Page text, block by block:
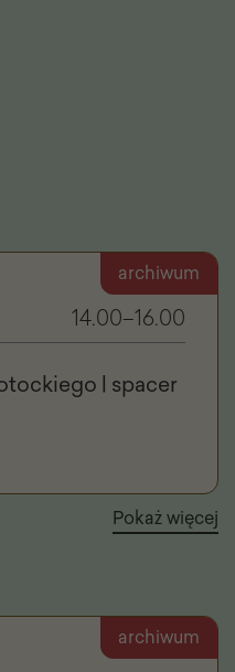
archiwum
14.00–16.00
| spacer
Pokaż więcej
archiwum